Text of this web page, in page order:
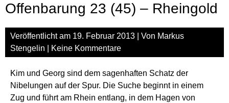
Offenbarung 23 (45) – Rheingold
Veröffentlicht am 19. Februar 2013 | Von Markus
Stengelin
Keine Kommentare
Kim und Georg sind dem sagenhaften Schatz der
Nibelungen auf der Spur. Die Suche beginnt in einem
Zug und führt am Rhein entlang, in dem Hagen von